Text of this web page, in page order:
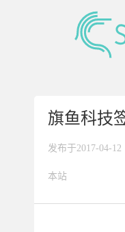
旗鱼科技
发布于2017-04-12
本站